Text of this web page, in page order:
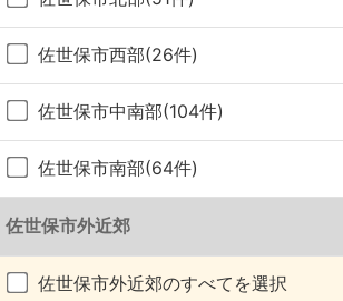
佐世保市西部(26件)
佐世保市中南部(104件)
佐世保市南部(64件)
佐世保市外近郊
佐世保市外近郊のすべてを選択